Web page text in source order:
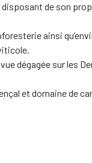
de son
ainsi
dégagée sur les
et domaine de